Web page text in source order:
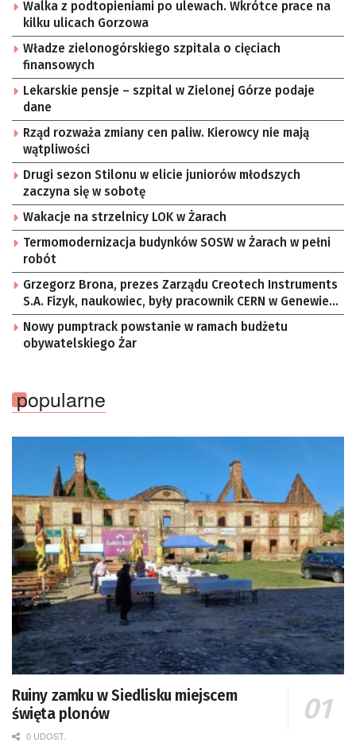
Walka z podtopieniami po ulewach. Wkrótce prace na
kilku ulicach Gorzowa
Władze zielonogórskiego szpitala o cięciach
finansowych
Lekarskie pensje – szpital w Zielonej Górze podaje
dane
Rząd rozważa zmiany cen paliw. Kierowcy nie mają
wątpliwości
Drugi sezon Stilonu w elicie juniorów młodszych
zaczyna się w sobotę
Wakacje na strzelnicy LOK w Żarach
Termomodernizacja budynków SOSW w Żarach w pełni
robót
Grzegorz Brona, prezes Zarządu Creotech Instruments
S.A. Fizyk, naukowiec, były pracownik CERN w Genewie,
przedsiębiorca i nauczyciel akademicki, doktor
habilitowany nauk fizycznych, koordynator Rady
Sektorowej ds. Kompetencji Przemysłu Lotniczo-
Nowy pumptrack powstanie w ramach budżetu
obywatelskiego Żar
popularne
Ruiny zamku w Siedlisku miejscem
święta plonów
0 UDOST.